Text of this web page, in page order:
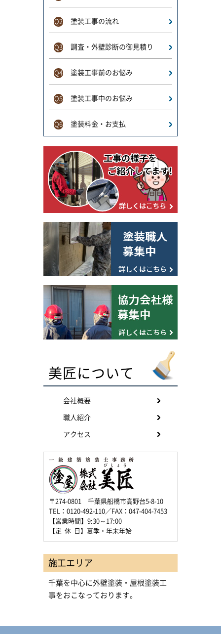
Q2 塗装工事の流れ
Q3 調査・外壁診断の御見積り
Q4 塗装工事前のお悩み
Q5 塗装工事中のお悩み
Q6 塗装料金・お支払
美匠について
会社概要
職人紹介
アクセス
〒274-0801 千葉県船橋市高野台5-8-10
TEL：0120-492-110／FAX：047-404-7453
【営業時間】9:30～17:00
【定 休 日】夏季・年末年始
施工エリア
千葉を中心に外壁塗装・屋根塗装工
事をおこなっております。